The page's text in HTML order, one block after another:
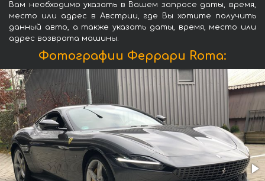
Вам необходимо указать в Вашем запросе даты, время,
место или адрес в Австрии, где Вы хотите получить
данный авто, а также указать даты, время, место или
адрес возврата машины.
Фотографии Феррари Roma: